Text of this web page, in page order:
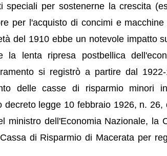
speciali per sostenerne la crescita
per l'acquisto di concimi e
del 1910 ebbe un notevole impatto
lenta ripresa postbellica
si registrò a partire dal
delle casse di risparmio minori
legge 10 febbraio 1926, n.
ministro dell'Economia Nazionale, la
Cassa di Risparmio di Macerata per